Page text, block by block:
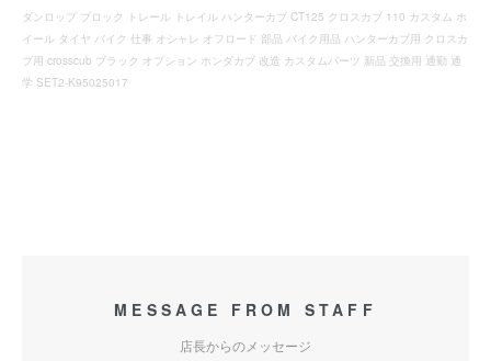
ダンロップ ブロック トレール トレイル ハンターカブ CT125 クロスカブ 110 カスタム ホ
イール タイヤ バイク 仕事 オシャレ オフロード 部品 バイク用品 ハンターカブ用 クロスカ
ブ用 crosscub ブラック オプション ホンダカブ 改造 カスタムパーツ 新品 交換用 通勤 通
学 SET2-K95025017
MESSAGE FROM STAFF
店長からのメッセージ